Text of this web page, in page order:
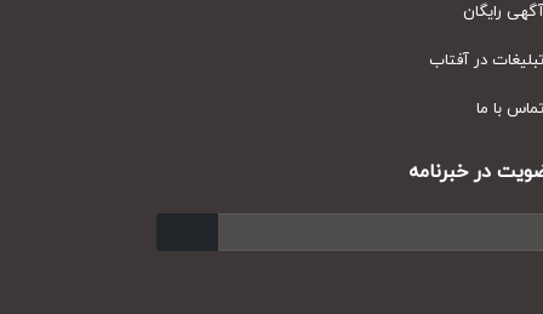
رایگان
در آفتاب
با ما
در خبرنامه